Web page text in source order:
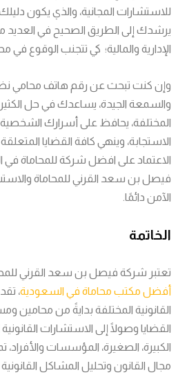
للاستشارات المجانية، والذي يكون
يرشدك إلى الطريق الصحيح في العديد
الإدارية والمالية؛ كي تتجنب الوقوع في
وإن كنت تبحث عن رقم هاتف محامي
والسمعة الجيدة، يساعدك في حل الكثير
المختلفة، يحافظ على أسرارك الشخصية
الاستجابة، وينهي كافة القضايا
الاعتماد على افضل شركة للمحاماة
فيصل بن سعد القرني للمحاماة
الآمن دائمًا.
الخاتمة
تعتبر شركة فيصل بن سعد القرني
أفضل مكتب محاماة في السعودية،
القانونية المختلفة بدايةً من محامين
القضايا وصولًا إلى الاستشارات
الكبيرة، الصغيرة، المؤسسات
مجال القانون وتحليل المشاكل